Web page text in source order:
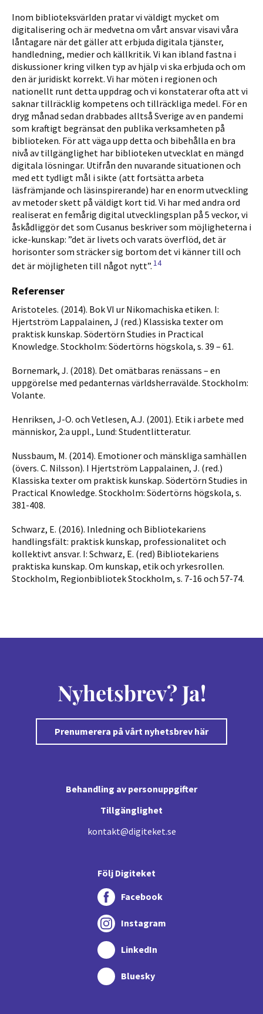
Inom biblioteksvärlden pratar vi väldigt mycket om
digitalisering och är medvetna om vårt ansvar visavi våra
låntagare när det gäller att erbjuda digitala tjänster,
handledning, medier och källkritik. Vi kan ibland fastna i
diskussioner kring vilken typ av hjälp vi ska erbjuda och om
den är juridiskt korrekt. Vi har möten i regionen och
nationellt runt detta uppdrag och vi konstaterar ofta att vi
saknar tillräcklig kompetens och tillräckliga medel. För en
dryg månad sedan drabbades alltså Sverige av en pandemi
som kraftigt begrän­sat den publika verksamheten på
biblioteken. För att väga upp detta och bibehålla en bra
nivå av tillgänglighet har biblioteken utvecklat en mängd
digitala lösningar. Utifrån den nuvarande situationen och
med ett tydligt mål i sikte (att fortsätta arbeta
läsfrämjande och läsinspirerande) har en enorm utveckling
av metoder skett på väldigt kort tid. Vi har med andra ord
realiserat en femårig digital utveck­lingsplan på 5 veckor, vi
åskådliggör det som Cusanus beskriver som möjligheterna i
icke-kunskap: ”det är livets och varats överflöd, det är
horisonter som sträcker sig bortom det vi känner till och
det är möjligheten till något nytt”. 14
Referenser
Aristoteles. (2014). Bok VI ur Nikomachiska etiken. I:
Hjertström Lappalainen, J (red.) Klassiska texter om
praktisk kunskap. Södertörn Studies in Practical
Knowledge. Stockholm: Södertörns högskola, s. 39 – 61.
Bornemark, J. (2018). Det omätbaras renässans – en
uppgörelse med pedanternas världsherravälde. Stockholm:
Volante.
Henriksen, J-O. och Vetlesen, A.J. (2001). Etik i arbete med
människor, 2:a uppl., Lund: Studentlitteratur.
Nussbaum, M. (2014). Emotioner och mänskliga samhällen
(övers. C. Nilsson). I Hjertström Lappalainen, J. (red.)
Klassiska texter om praktisk kunskap. Södertörn Studies in
Practical Knowledge. Stockholm: Södertörns högskola, s.
381-408.
Schwarz, E. (2016). Inledning och Bibliotekariens
handlingsfält: praktisk kunskap, professionalitet och
kollektivt ansvar. I: Schwarz, E. (red) Bibliotekariens
praktiska kunskap. Om kunskap, etik och yrkesrollen.
Stockholm, Regionbibliotek Stockholm, s. 7-16 och 57-74.
Behandling av personuppgifter
Tillgänglighet
kontakt@digiteket.se
Nyhetsbrev? Ja!
Prenumerera på vårt nyhetsbrev här
Följ Digiteket
Facebook
Instagram
LinkedIn
Bluesky